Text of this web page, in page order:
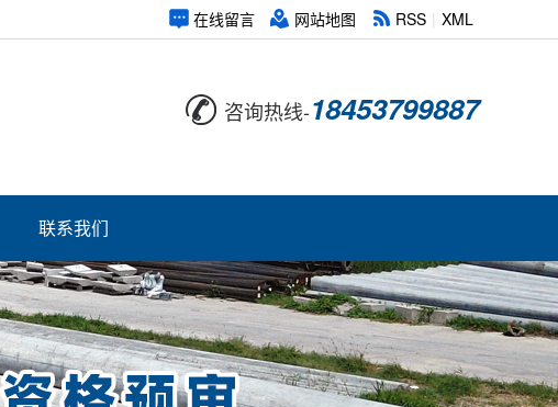
在线留言 网站地图 RSS XML
咨询热线-18453799887
联系我们